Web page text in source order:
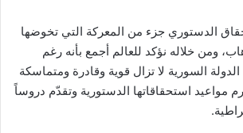
الدستوري جزء من المعركة التي تخوضها
ومن خلاله نؤكد للعالم أجمع بأنه رغم
الدولة السورية لا تزال قوية وقادرة ومتماسكة
مواعيد استحقاقاتها الدستورية وتقدّم دروساً